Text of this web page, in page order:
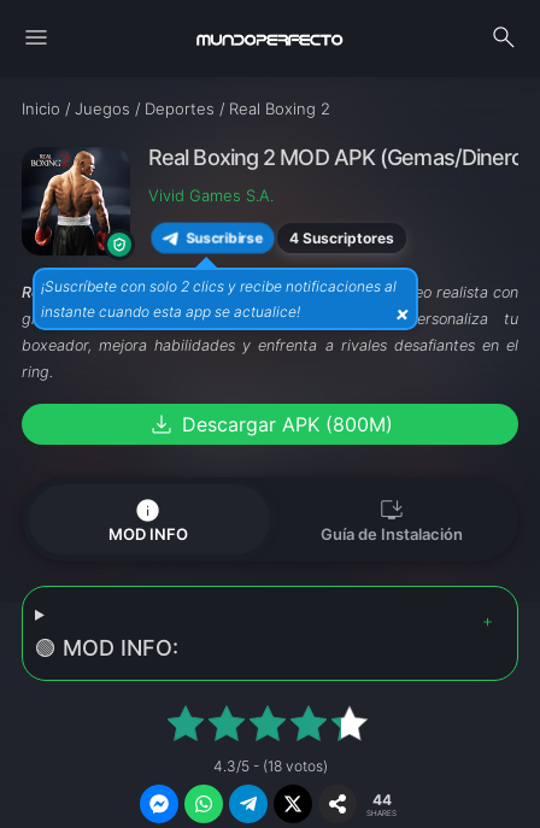
menu search
Inicio / Juegos / Deportes / Real Boxing 2
Real Boxing 2 MOD APK (Gemas/Dinero
Vivid Games S.A.
Suscribirse 4 Suscriptores
¡Suscríbete con solo 2 clics y recibe notificaciones al
instante cuando esta app se actualice!
×
Real Boxing 2 MOD APKofrece una experiencia de boxeo realista con
gráficos impresionantes y combates intensos. Personaliza tu
boxeador, mejora habilidades y enfrenta a rivales desafiantes en el
ring.
download Descargar APK (800M)
info
MOD INFO
install_desktop
Guía de Instalación
🟢 MOD INFO:
4.3/5 - (18 votos)
44
SHARES